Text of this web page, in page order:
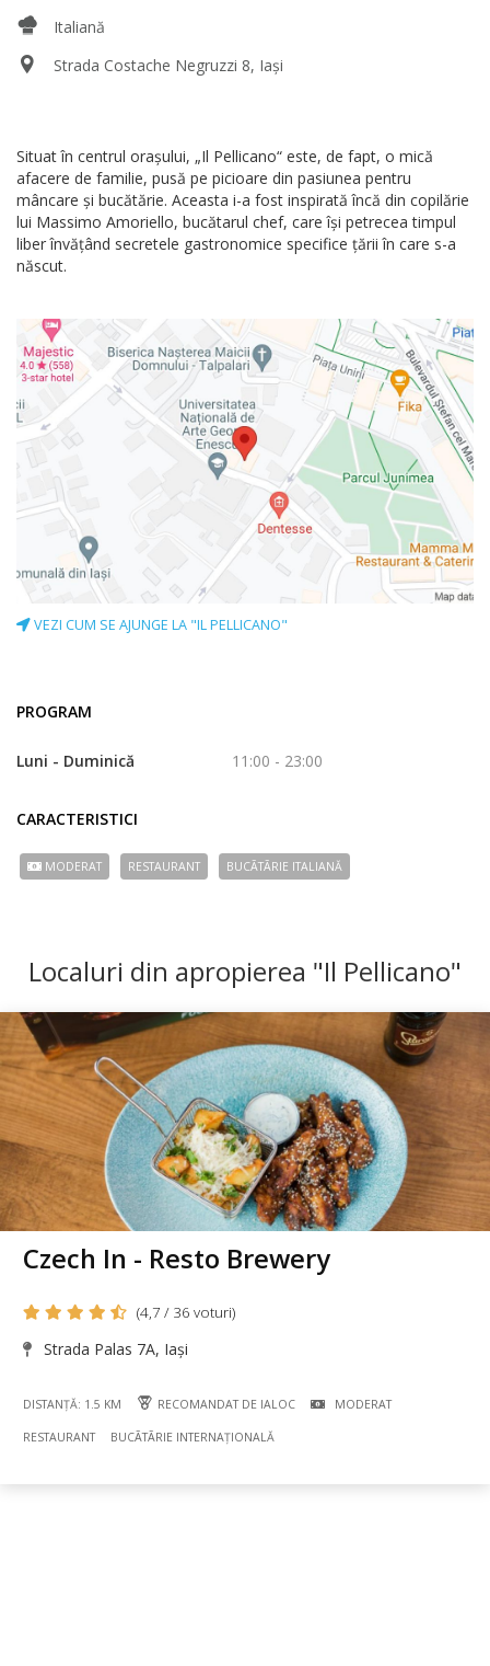
Italiană
Strada Costache Negruzzi 8, Iași
Situat în centrul oraşului, „Il Pellicano“ este, de fapt, o mică
afacere de familie, pusă pe picioare din pasiunea pentru
mâncare şi bucătărie. Aceasta i-a fost inspirată încă din copilărie
lui Massimo Amoriello, bucătarul chef, care îşi petrecea timpul
liber învăţând secretele gastronomice specifice ţării în care s-a
născut.
VEZI CUM SE AJUNGE LA "IL PELLICANO"
PROGRAM
Luni - Duminică 11:00 - 23:00
CARACTERISTICI
MODERAT RESTAURANT BUCÃTÃRIE ITALIANĂ
Localuri din apropierea "Il Pellicano"
Czech In - Resto Brewery
(4,7 / 36 voturi)
Strada Palas 7A, Iași
DISTANȚĂ: 1.5 KM RECOMANDAT DE IALOC MODERAT
RESTAURANT BUCÃTÃRIE INTERNAȚIONALĂ